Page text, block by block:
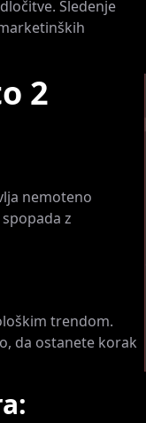
Sledenje
2
nemoteno
z
trendom.
da ostanete korak